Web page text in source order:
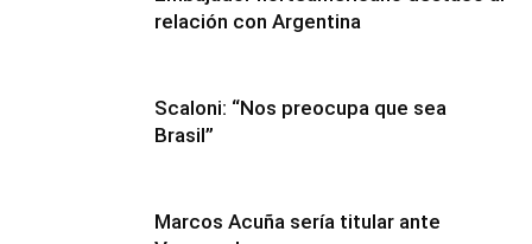
relación con Argentina
Scaloni: “Nos preocupa que sea
Brasil”
Marcos Acuña sería titular ante